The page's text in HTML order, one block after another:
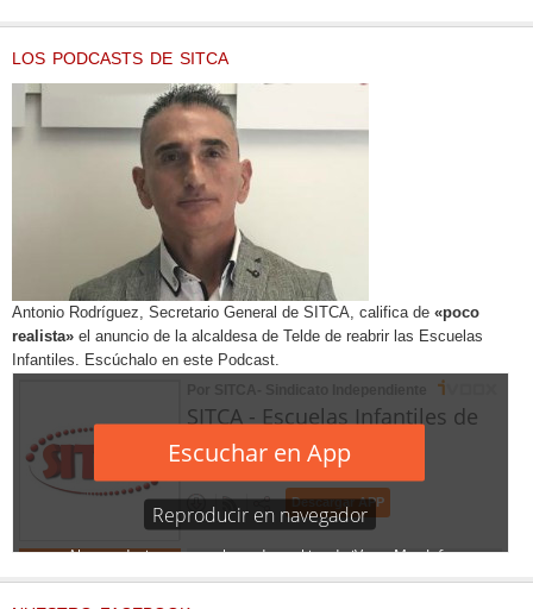
LOS PODCASTS DE SITCA
Antonio Rodríguez, Secretario General de SITCA, califica de «poco
realista» el anuncio de la alcaldesa de Telde de reabrir las Escuelas
Infantiles. Escúchalo en este Podcast.